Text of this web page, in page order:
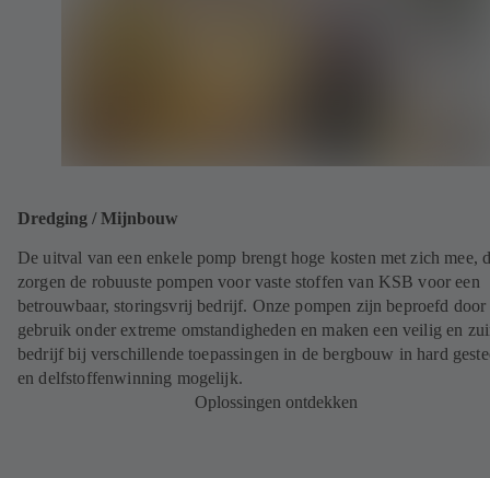
Dredging / Mijnbouw
De uitval van een enkele pomp brengt hoge kosten met zich mee,
zorgen de robuuste pompen voor vaste stoffen van KSB voor een
betrouwbaar, storingsvrij bedrijf. Onze pompen zijn beproefd door
gebruik onder extreme omstandigheden en maken een veilig en
bedrijf bij verschillende toepassingen in de bergbouw in hard
en delfstoffenwinning mogelijk.
Oplossingen ontdekken